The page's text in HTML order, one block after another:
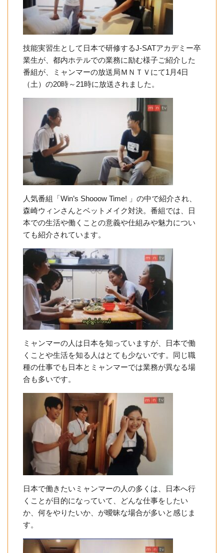
技能実習生として日本で研修するJ-SATアカデミー卒
業生が、都内ホテルでの業務に励む様子ご紹介した
番組が、ミャンマーの放送局ＭＮＴＶにて1月4日
（土）の20時～21時に放送されました。
人気番組「Win’s Shooow Time! 」の中で紹介され、
森崎ウィンさんとベットメイク対決。番組では、日
本での生活や働くことの意義や仕組みや魅力につい
ても紹介されています。
ミャンマーの人は日本を知っていますが、日本で働
くことや生活を知る人はとても少ないです。同じ職
種の仕事でも日本とミャンマーでは業務が異なる場
合も多いです。
日本で働きたいミャンマーの人の多くは、日本へ行
くことが目的になっていて、どんな仕事をしたい
か、何をやりたいか、が曖昧な場合が多いと感じま
す。